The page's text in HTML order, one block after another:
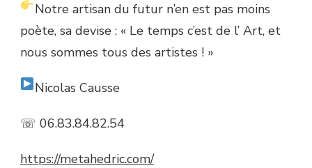
Notre artisan du futur n’en est pas moins
poète, sa devise : « Le temps c’est de l’ Art, et
nous sommes tous des artistes ! »
Nicolas Causse
☏ 06.83.84.82.54
https://metahedric.com/